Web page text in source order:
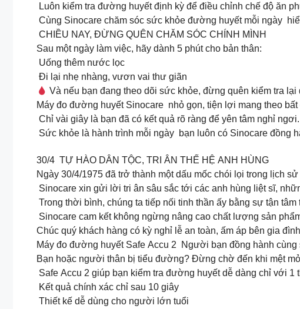
Luôn kiểm tra đường huyết định kỳ để điều chỉnh chế độ ăn
Cùng Sinocare chăm sóc sức khỏe đường huyết mỗi ngày
CHIỀU NAY, ĐỪNG QUÊN CHĂM SÓC CHÍNH MÌNH
Sau một ngày làm việc, hãy dành 5 phút cho bản thân:
Uống thêm nước lọc
‍️ Đi lại nhẹ nhàng, vươn vai thư giãn
Và nếu bạn đang theo dõi sức khỏe, đừng quên kiểm tra
Máy đo đường huyết Sinocare nhỏ gọn, tiện lợi mang theo bất
Chỉ vài giây là bạn đã có kết quả rõ ràng để yên tâm nghỉ ngơi.
Sức khỏe là hành trình mỗi ngày bạn luôn có Sinocare đồng
30/4 TỰ HÀO DÂN TỘC, TRI ÂN THẾ HỆ ANH HÙNG
Ngày 30/4/1975 đã trở thành một dấu mốc chói lọi trong lịch
Sinocare xin gửi lời tri ân sâu sắc tới các anh hùng liệt sĩ,
Trong thời bình, chúng ta tiếp nối tinh thần ấy bằng sự tận
Sinocare cam kết không ngừng nâng cao chất lượng sản
Chúc quý khách hàng có kỳ nghỉ lễ an toàn, ấm áp bên gia
Máy đo đường huyết Safe Accu 2 Người bạn đồng hành cùng
Bạn hoặc người thân bị tiểu đường? Đừng chờ đến khi mệt
Safe Accu 2 giúp bạn kiểm tra đường huyết dễ dàng chỉ với 1
Kết quả chính xác chỉ sau 10 giây
Thiết kế dễ dùng cho người lớn tuổi